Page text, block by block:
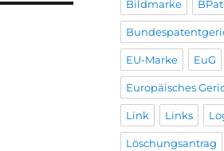
Bildmarke
EU-Marke EuG
Europäisches
Link Links
Löschungsantrag